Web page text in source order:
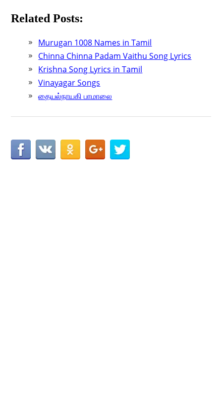
Related Posts:
Murugan 1008 Names in Tamil
Chinna Chinna Padam Vaithu Song Lyrics
Krishna Song Lyrics in Tamil
Vinayagar Songs
தையல்நாயகி பாமாலை